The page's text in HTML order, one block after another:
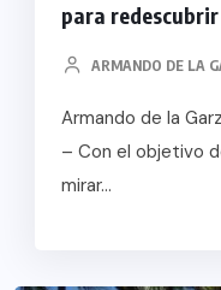
para
ARMANDO DE LA
Armando de la
– Con el objetivo
mirar...